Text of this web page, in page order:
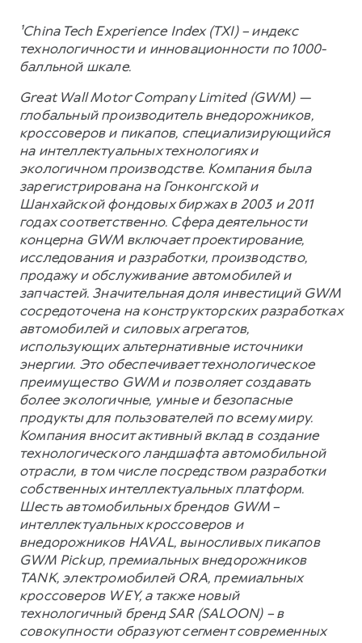
¹China Tech Experience Index (TXI) – индекс
технологичности и инновационности по 1000-
балльной шкале.
Great Wall Motor Company Limited (GWM) —
глобальный производитель внедорожников,
кроссоверов и пикапов, специализирующийся
на интеллектуальных технологиях и
экологичном производстве. Компания была
зарегистрирована на Гонконгской и
Шанхайской фондовых биржах в 2003 и 2011
годах соответственно. Сфера деятельности
концерна GWM включает проектирование,
исследования и разработки, производство,
продажу и обслуживание автомобилей и
запчастей. Значительная доля инвестиций GWM
сосредоточена на конструкторских разработках
автомобилей и силовых агрегатов,
использующих альтернативные источники
энергии. Это обеспечивает технологическое
преимущество GWM и позволяет создавать
более экологичные, умные и безопасные
продукты для пользователей по всему миру.
Компания вносит активный вклад в создание
технологического ландшафта автомобильной
отрасли, в том числе посредством разработки
собственных интеллектуальных платформ.
Шесть автомобильных брендов GWM –
интеллектуальных кроссоверов и
внедорожников HAVAL, выносливых пикапов
GWM Pickup, премиальных внедорожников
TANK, электромобилей ORA, премиальных
кроссоверов WEY, а также новый
технологичный бренд SAR (SALOON) – в
совокупности образуют сегмент современных